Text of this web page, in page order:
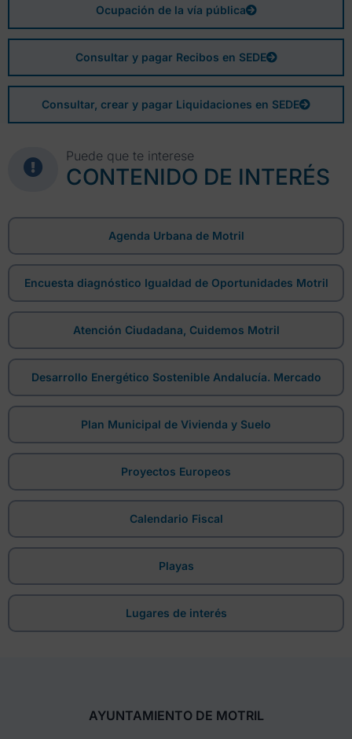
Ocupación de la vía pública
Consultar y pagar Recibos en SEDE
Consultar, crear y pagar Liquidaciones en SEDE
Puede que te interese
CONTENIDO DE INTERÉS
Agenda Urbana de Motril
Encuesta diagnóstico Igualdad de Oportunidades Motril
Atención Ciudadana, Cuidemos Motril
Desarrollo Energético Sostenible Andalucía. Mercado
Plan Municipal de Vivienda y Suelo
Proyectos Europeos
Calendario Fiscal
Playas
Lugares de interés
AYUNTAMIENTO DE MOTRIL